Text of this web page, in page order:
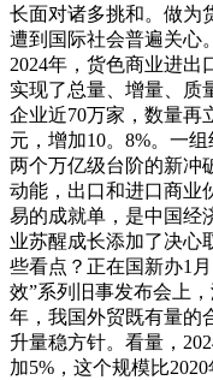
长面对诸多挑和。做为
遭到国际社会普遍关心
2024年，货色商业进出
实现了总量、增量、质
企业近70万家，数量再
元，增加10。8%。一
两个万亿级台阶的新冲
动能，出口和进口商
易的成就单，是中国经
业苏醒成长添加了决心
些看点？正在国新办1
效”系列旧事发布会上
年，我国外贸既有量的
升量稳方针。看量，
加5%，这个规模比